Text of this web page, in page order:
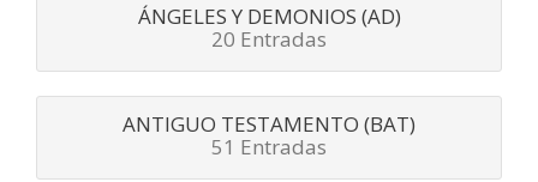
ÁNGELES Y DEMONIOS (AD)
20 Entradas
ANTIGUO TESTAMENTO (BAT)
51 Entradas